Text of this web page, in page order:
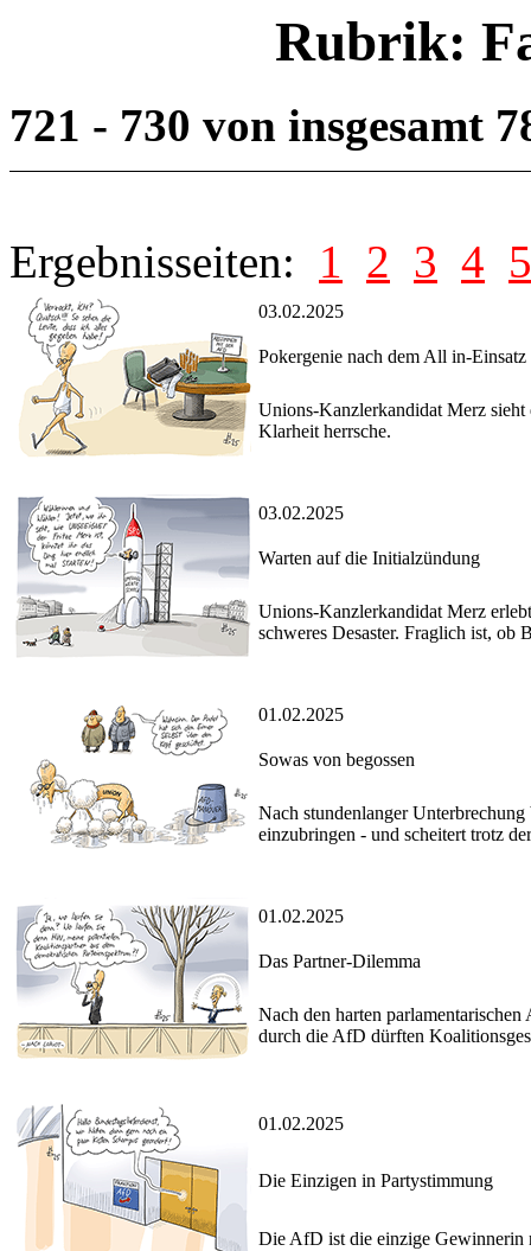
Rubrik:
721 - 730 von insgesamt
Ergebnisseiten: 1 2 3 4 5
03.02.2025
Pokergenie nach dem All in-Einsatz
Unions-Kanzlerkandidat Merz sieht
Klarheit herrsche.
03.02.2025
Warten auf die Initialzündung
Unions-Kanzlerkandidat Merz
schweres Desaster. Fraglich ist, ob
01.02.2025
Sowas von begossen
Nach stundenlanger
einzubringen - und scheitert trotz
01.02.2025
Das Partner-Dilemma
Nach den harten
durch die AfD dürften
01.02.2025
Die Einzigen in Partystimmung
Die AfD ist die einzige Gewinnerin